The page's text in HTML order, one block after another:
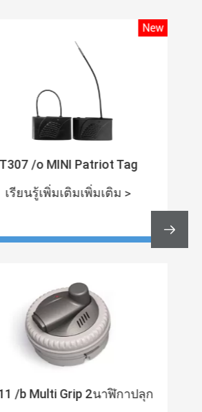
New
T307 /o MINI Patriot Tag
เรียนรู้เพิ่มเติมเพิ่มเติม >
/b Multi Grip 2นาฬิกาปลุก
